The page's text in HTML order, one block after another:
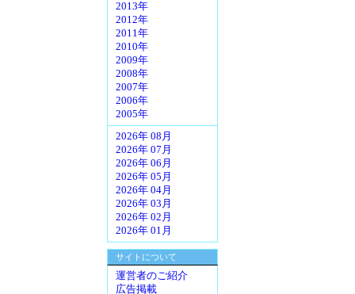
2013年
2012年
2011年
2010年
2009年
2008年
2007年
2006年
2005年
2026年 08月
2026年 07月
2026年 06月
2026年 05月
2026年 04月
2026年 03月
2026年 02月
2026年 01月
サイトについて
運営者のご紹介
広告掲載